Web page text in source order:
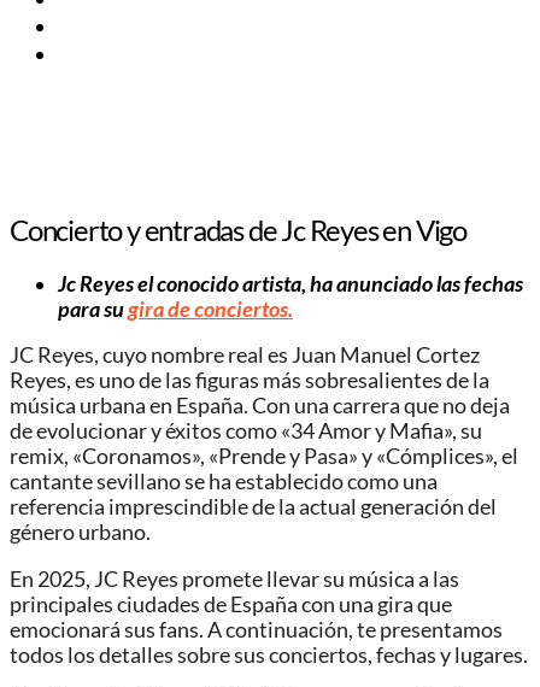
Concierto y entradas de Jc Reyes en Vigo
Jc Reyes el conocido artista, ha anunciado las fechas
para sugira de conciertos.
JC Reyes, cuyo nombre real es Juan Manuel Cortez
Reyes, es uno de las figuras más sobresalientes de la
música urbana en España. Con una carrera que no deja
de evolucionar y éxitos como «34 Amor y Mafia», su
remix, «Coronamos», «Prende y Pasa» y «Cómplices», el
cantante sevillano se ha establecido como una
referencia imprescindible de la actual generación del
género urbano.
En 2025, JC Reyes promete llevar su música a las
principales ciudades de España con una gira que
emocionará sus fans. A continuación, te presentamos
todos los detalles sobre sus conciertos, fechas y lugares.